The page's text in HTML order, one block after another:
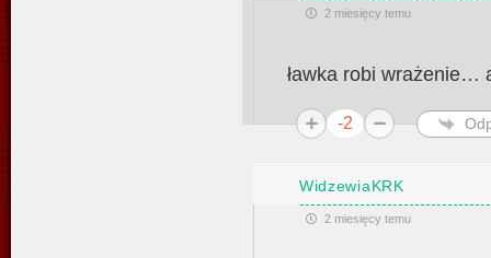
2 miesięcy temu
ławka robi wrażenie…
-2
WidzewiaKRK
2 miesięcy temu